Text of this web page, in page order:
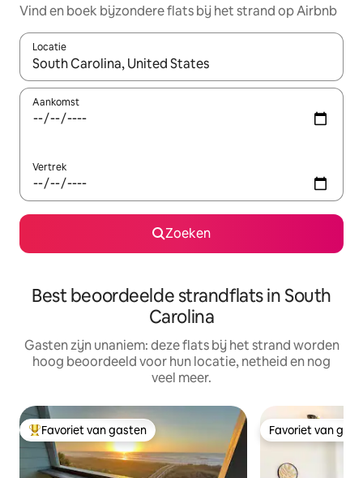
Vind en boek bijzondere flats bij het strand op Airbnb
Locatie
Wanneer er resultaten beschikbaar zijn, maak je een keuze
Aankomst
Vertrek
Zoeken
Best beoordeelde strandflats in South
Carolina
Gasten zijn unaniem: deze flats bij het strand worden
hoog beoordeeld voor hun locatie, netheid en nog
veel meer.
Topfavoriet van gasten
Favoriet van gasten Favoriet van
Favoriet van